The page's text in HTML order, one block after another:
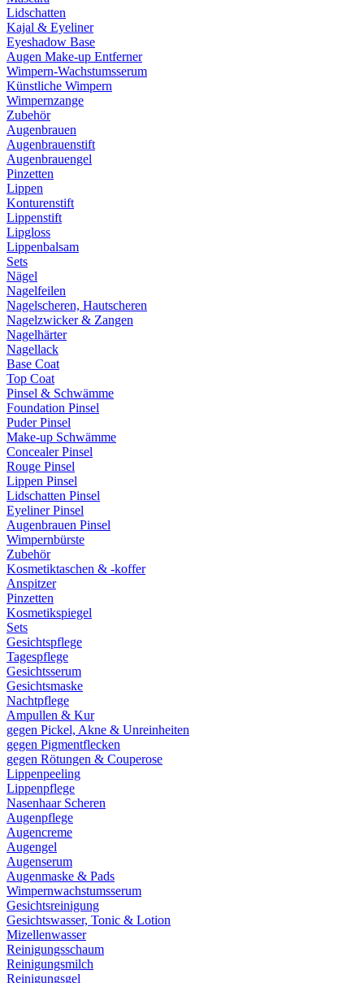
Lidschatten
Kajal & Eyeliner
Eyeshadow Base
Augen Make-up Entferner
Wimpern-Wachstumsserum
Künstliche Wimpern
Wimpernzange
Zubehör
Augenbrauen
Augenbrauenstift
Augenbrauengel
Pinzetten
Lippen
Konturenstift
Lippenstift
Lipgloss
Lippenbalsam
Sets
Nägel
Nagelfeilen
Nagelscheren, Hautscheren
Nagelzwicker & Zangen
Nagelhärter
Nagellack
Base Coat
Top Coat
Pinsel & Schwämme
Foundation Pinsel
Puder Pinsel
Make-up Schwämme
Concealer Pinsel
Rouge Pinsel
Lippen Pinsel
Lidschatten Pinsel
Eyeliner Pinsel
Augenbrauen Pinsel
Wimpernbürste
Zubehör
Kosmetiktaschen & -koffer
Anspitzer
Pinzetten
Kosmetikspiegel
Sets
Gesichtspflege
Tagespflege
Gesichtsserum
Gesichtsmaske
Nachtpflege
Ampullen & Kur
gegen Pickel, Akne & Unreinheiten
gegen Pigmentflecken
gegen Rötungen & Couperose
Lippenpeeling
Lippenpflege
Nasenhaar Scheren
Augenpflege
Augencreme
Augengel
Augenserum
Augenmaske & Pads
Wimpernwachstumsserum
Gesichtsreinigung
Gesichtswasser, Tonic & Lotion
Mizellenwasser
Reinigungsschaum
Reinigungsmilch
Reinigungsgel